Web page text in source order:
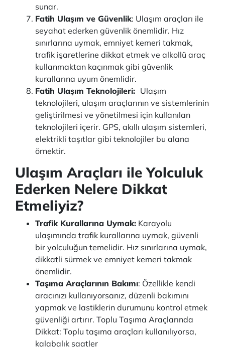
sunar.
Fatih Ulaşım ve Güvenlik: Ulaşım araçları ile
seyahat ederken güvenlik önemlidir. Hız
sınırlarına uymak, emniyet kemeri takmak,
trafik işaretlerine dikkat etmek ve alkollü araç
kullanmaktan kaçınmak gibi güvenlik
kurallarına uyum önemlidir.
Fatih Ulaşım Teknolojileri: Ulaşım
teknolojileri, ulaşım araçlarının ve sistemlerinin
geliştirilmesi ve yönetilmesi için kullanılan
teknolojileri içerir. GPS, akıllı ulaşım sistemleri,
elektrikli taşıtlar gibi teknolojiler bu alana
örnektir.
Ulaşım Araçları ile Yolculuk
Ederken Nelere Dikkat
Etmeliyiz?
Trafik Kurallarına Uymak: Karayolu
ulaşımında trafik kurallarına uymak, güvenli
bir yolculuğun temelidir. Hız sınırlarına uymak,
dikkatli sürmek ve emniyet kemeri takmak
önemlidir.
Taşıma Araçlarının Bakımı: Özellikle kendi
aracınızı kullanıyorsanız, düzenli bakımını
yapmak ve lastiklerin durumunu kontrol etmek
güvenliği artırır. Toplu Taşıma Araçlarında
Dikkat: Toplu taşıma araçları kullanılıyorsa,
kalabalık saatler